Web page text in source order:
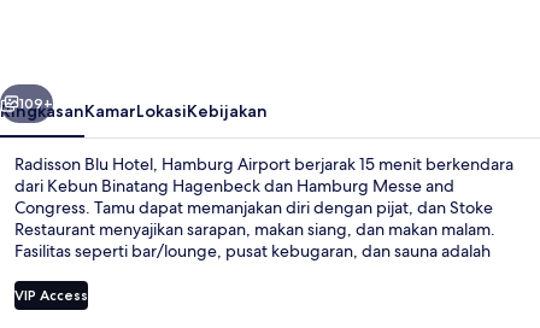
Berikutnya
109+
RingkasanKamarLokasiKebijakan
Radisson Blu Hotel, Hamburg Airport berjarak 15 menit berkendara
dari Kebun Binatang Hagenbeck dan Hamburg Messe and
Congress. Tamu dapat memanjakan diri dengan pijat, dan Stoke
Restaurant menyajikan sarapan, makan siang, dan makan malam.
Fasilitas seperti bar/lounge, pusat kebugaran, dan sauna adalah
bandara. Transportasi umum berada tidak jauh: Stasiun Bandara
Hamburg berjarak 6 menit dan S-Bahn Hamburg Airport berjarak 7
VIP Access